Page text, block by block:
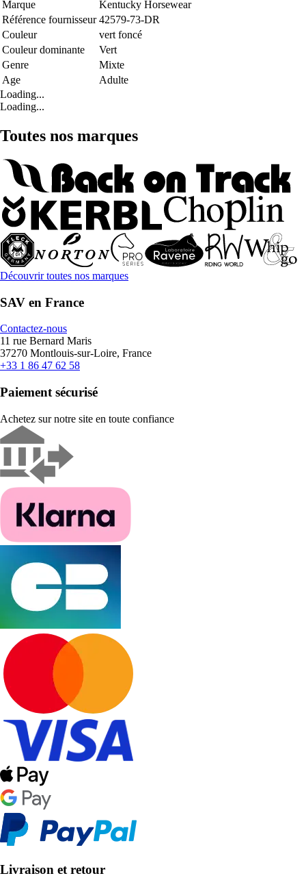
Marque
Kentucky Horsewear
Référence fournisseur 42579-73-DR
Couleur
vert foncé
Couleur dominante
Vert
Genre
Mixte
Age
Adulte
Loading...
Loading...
Toutes nos marques
Découvrir toutes nos marques
SAV en France
Contactez-nous
11 rue Bernard Maris
37270 Montlouis-sur-Loire, France
+33 1 86 47 62 58
Paiement sécurisé
Achetez sur notre site en toute confiance
Livraison et retour